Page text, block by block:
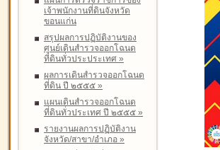
เจ้าพนักงานที่ดินจังหวัด
ขอนแก่น
สรุปผลการปฏิบัติงานของ
ศูนย์เดินสำรวจออกโฉนด
ที่ดินทั่วประประเทศ »
ผลการเดินสำรวจออกโฉนด
ที่ดิน ปี ๒๕๕๕ »
แผนเดินสำรวจออกโฉนด
ที่ดินทั่วประเทศ ปี ๒๕๕๕ »
รายงานผลการปฏิบัติงาน
จังหวัด/สาขา/อำเภอ »